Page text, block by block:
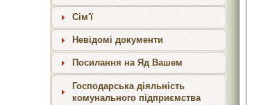
Сім'ї
Невідомі документи
Посилання на Яд Вашем
Господарська діяльність
комунального підприємства